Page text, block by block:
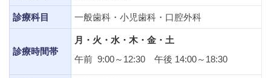
診療科目 一般歯科・小児歯科・口腔外科
診療時間帯
月・火・水・木・金・土
午前 9:00～12:30 午後 14:00～18:30